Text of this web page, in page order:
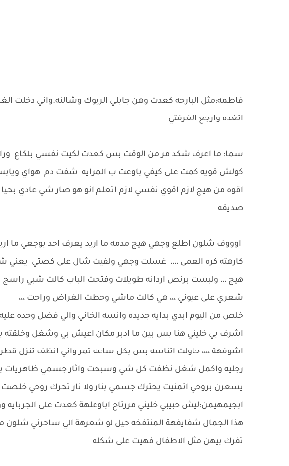
فاطمه:مثل البارحه كعدت وهن جابلي الريوك وشالنه.واني دخلت
اتغده وارجع الغرفتي
سما: ما اعرف شكد مر من الوقت بس كعدت لكيت نفسي بلكاع
كولش قويه كمت على كيفي باوعت ب المرايه شفت دم هواي
اقوه من هيج لازم اقوي نفسي لازم اتعلم انو هو صار شي عادي
صديقه
اوووف شلون اطلع وجهي هيج مدمه ما اريد يعرف احد بوجعي ما
كارهته كره العمى ،،،، غسلت وجهي ولفيت شال على كصتي يعني
هيج ،،، ولبست برنص اردانه طويلات وفتحت الباب كالت شبي راسج
شعري على عيوني ،،، هي كالت ماشي وحطت الغراض وراحت ،،،
خلص من اليوم ابدي بدايه جديده وانسه الخاني والي فضل وحده
اشرف بي خليني هنا بس بين ما ادبر مكان اعيش بي وشغل وخلقته
اشوفهة ،،،، حاولت اتناسه بس بكل ساعه تمر واني انظف تنزل
رجليه واكمل شغل نظفت كل شي وسبحت واثار جسمي ظاهريات
يسعرن بروحي اتمنيت يحترك جسمي بنار ولا نار تحرك روحي خلصت
ابجيمهيمن:ليش حبيبي خليني مررتاح اباوعلهة كعدت على
هذا الجمال شفايفهة المنتفخه حيل لو شعرهة الي ساحرني شلون
تفرك بيهن مثل الاطفال فهيت على شكله